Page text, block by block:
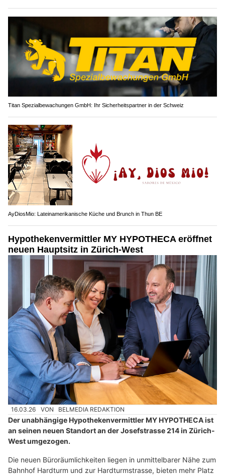
Titan Spezialbewachungen GmbH: Ihr Sicherheitspartner in der Schweiz
AyDiosMio: Lateinamerikanische Küche und Brunch in Thun BE
Hypothekenvermittler MY HYPOTHECA eröffnet
neuen Hauptsitz in Zürich-West
16.03.26 VON BELMEDIA REDAKTION
Der unabhängige Hypothekenvermittler MY HYPOTHECA ist
an seinen neuen Standort an der Josefstrasse 214 in Zürich-
West umgezogen.
Die neuen Büroräumlichkeiten liegen in unmittelbarer Nähe zum
Bahnhof Hardturm und zur Hardturmstrasse, bieten mehr Platz